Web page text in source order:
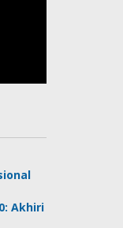
Akhiri